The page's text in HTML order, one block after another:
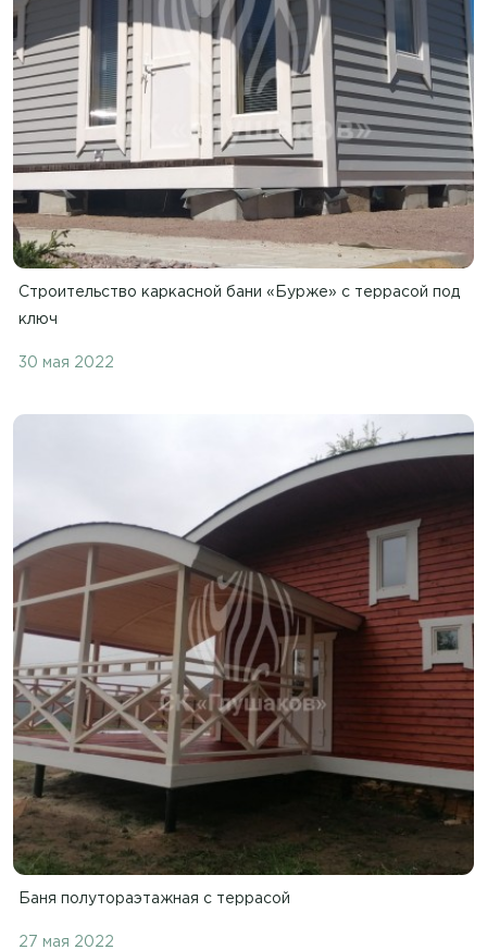
Строительство каркасной бани «Бурже» с террасой под
ключ
30 мая 2022
Баня полутораэтажная с террасой
27 мая 2022